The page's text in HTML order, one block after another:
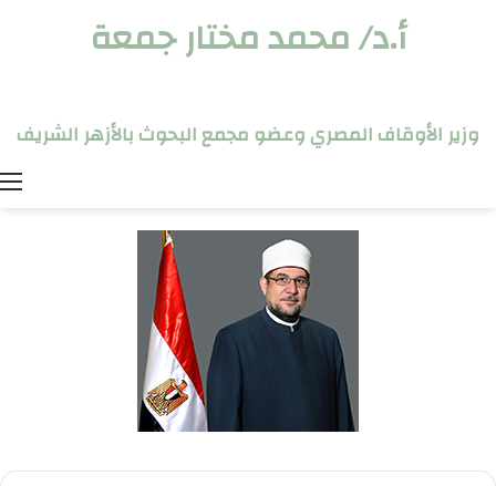
أ.د/ محمد مختار جمعة
وزير الأوقاف المصري وعضو مجمع البحوث بالأزهر الشريف